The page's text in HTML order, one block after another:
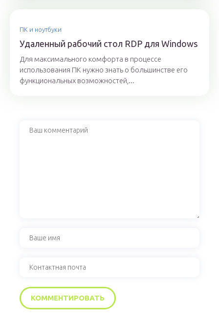
ПК и ноутбуки
Удаленный рабочий стол RDP для Windows
Для максимального комфорта в процессе
использования ПК нужно знать о большинстве его
функциональных возможностей,...